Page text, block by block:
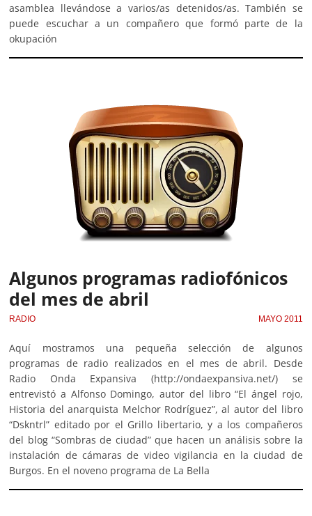
asamblea llevándose a varios/as detenidos/as. También se
puede escuchar a un compañero que formó parte de la
okupación
Algunos programas radiofónicos
del mes de abril
RADIO MAYO 2011
Aquí mostramos una pequeña selección de algunos
programas de radio realizados en el mes de abril. Desde
Radio Onda Expansiva (http://ondaexpansiva.net/) se
entrevistó a Alfonso Domingo, autor del libro “El ángel rojo,
Historia del anarquista Melchor Rodríguez”, al autor del libro
“Dskntrl” editado por el Grillo libertario, y a los compañeros
del blog “Sombras de ciudad” que hacen un análisis sobre la
instalación de cámaras de video vigilancia en la ciudad de
Burgos. En el noveno programa de La Bella